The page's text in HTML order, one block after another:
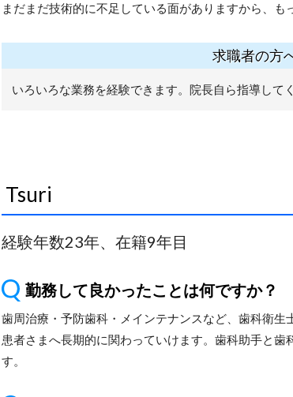
まだまだ技術的に不足している面がありますから、も
求職者の方
いろいろな業務を経験できます。院長自ら指導して
Tsuri
経験年数23年、在籍9年目
勤務して良かったことは何ですか？
歯周治療・予防歯科・メインテナンスなど、歯科衛
患者さまへ長期的に関わっていけます。歯科助手と
す。